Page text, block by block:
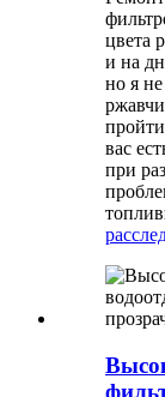
цвета
и на
но я
вас
при